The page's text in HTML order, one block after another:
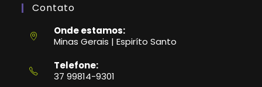
Contato
Onde estamos:
Minas Gerais | Espiríto Santo
Telefone:
37 99814-9301